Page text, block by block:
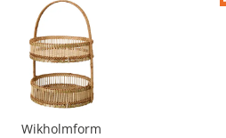
Wikholmform